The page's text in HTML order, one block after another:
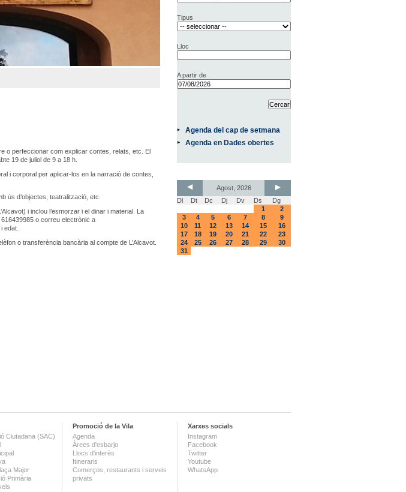
o perfeccionar com explicar contes, relats, etc. El
19 de juliol de 9 a 18 h.
i corporal per aplicar-los en la narració de contes,
ús d’objectes, teatralització, etc.
i inclou l’esmorzar i el dinar i material. La
o correu electrònic a
edat.
o transferència bancària al compte de L’Alcavot.
Tipus
Lloc
A partir de
Agenda del cap de setmana
Agenda en Dades obertes
Agost, 2026
Dl
Dt Dc Dj Dv Ds
Dg
1
2
3
4 5 6 7 8
9
10
11 12 13 14 15
16
17
18 19 20 21 22
23
24
25 26 27 28 29
30
31
Ciutadana (SAC)
Major
Primària
Promoció de la Vila
Agenda
Àrees d'esbarjo
Llocs d'interès
Itineraris
Comerços, restaurants i serveis
privats
Xarxes socials
Instagram
Facebook
Twitter
Youtube
WhatsApp